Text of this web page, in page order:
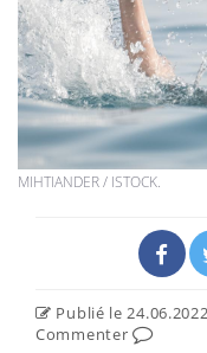
MIHTIANDER / ISTOCK.
Publié le
Commenter